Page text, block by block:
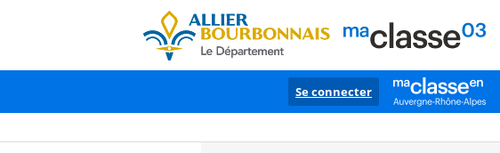
Se connecter